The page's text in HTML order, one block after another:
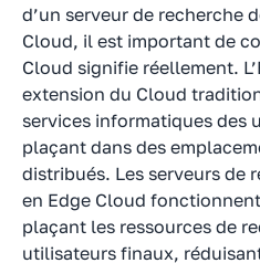
d’un serveur de recherche
Cloud, il est important de
Cloud signifie réellement.
extension du Cloud
services informatiques des
plaçant dans des
distribués. Les serveurs de
en Edge Cloud
plaçant les ressources de
utilisateurs finaux,